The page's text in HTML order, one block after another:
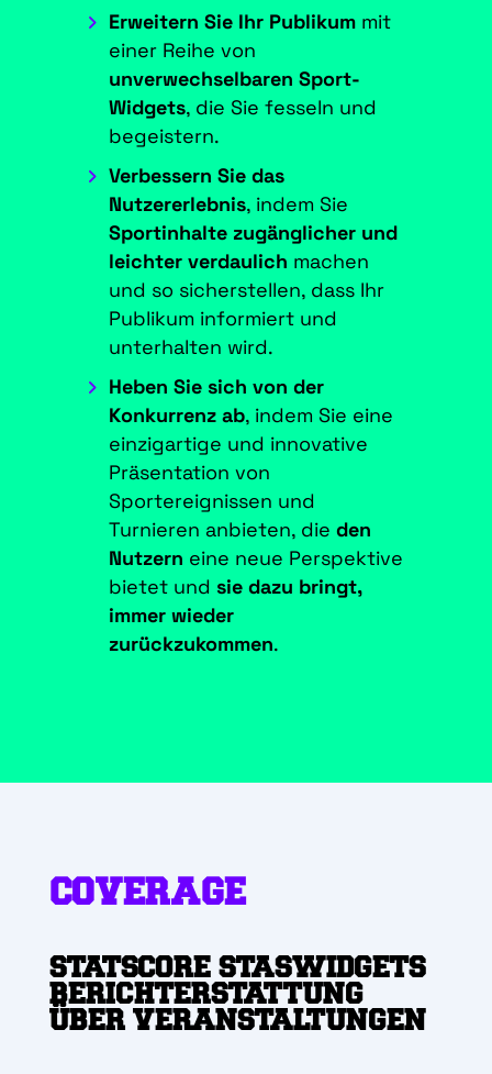
Erweitern Sie Ihr Publikummit
einer Reihe von
unverwechselbaren Sport-
Widgets, die Sie fesseln und
begeistern.
Verbessern Sie das
Nutzererlebnis, indem Sie
Sportinhalte zugänglicher und
leichter verdaulich machen
und so sicherstellen, dass Ihr
Publikum informiert und
unterhalten wird.
Heben Sie sich von der
Konkurrenz ab, indem Sie eine
einzigartige und innovative
Präsentation von
Sportereignissen und
Turnieren anbieten, die den
Nutzern eine neue Perspektive
bietet und sie dazu bringt,
immer wieder
zurückzukommen.
COVERAGE
STATSCORE STASWIDGETS
BERICHTERSTATTUNG
ÜBER VERANSTALTUNGEN